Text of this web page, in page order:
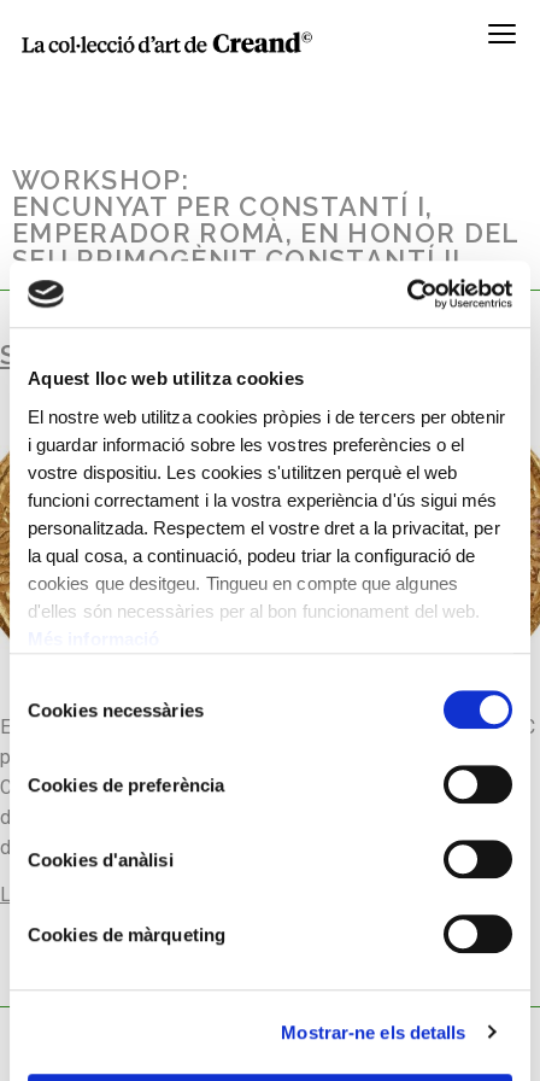
Aquest lloc web utilitza cookies
El nostre web utilitza cookies pròpies i de tercers per obtenir
i guardar informació sobre les vostres preferències o el
vostre dispositiu. Les cookies s'utilitzen perquè el web
funcioni correctament i la vostra experiència d'ús sigui més
personalitzada. Respectem el vostre dret a la privacitat, per
la qual cosa, a continuació, podeu triar la configuració de
cookies que desitgeu. Tingueu en compte que algunes
d'elles són necessàries per al bon funcionament del web.
deCookies necessàries
Cookies de preferència
Cookies d'anàlisi
Cookies de màrqueting
Mostrar-ne els detalls
Menú
WORKSHOP:
ENCUNYAT PER CONSTANTÍ I,
EMPERADOR ROMÀ, EN HONOR DEL
SEU PRIMOGÈNIT CONSTANTÍ II.
SÒLID
El sòlid (solidus) fou encunyat per primera vegada l’any 301 dC
per l’emperador Dioclecià en substitució de l’antic auri.
Constantí I en va millorar la puresa i pes (4,5 g d’or per peça) i,
des de l’any 312 dC, va convertir el sòlid en la moneda oficial
de l’Estat. Amb aquesta moneda es van fixar […]
Llegir-ne més